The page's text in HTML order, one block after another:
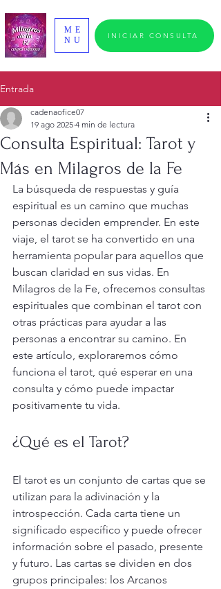
ME
NU
INICIAR CONSULTA
Entrada
Consulta Espiritual: Tarot y
Más en Milagros de la Fe
cadenaofice07
19 ago 2025 4 min de lectura
La búsqueda de respuestas y guía
espiritual es un camino que muchas
personas deciden emprender. En este
viaje, el tarot se ha convertido en una
herramienta popular para aquellos que
buscan claridad en sus vidas. En
Milagros de la Fe, ofrecemos consultas
espirituales que combinan el tarot con
otras prácticas para ayudar a las
personas a encontrar su camino. En
este artículo, exploraremos cómo
funciona el tarot, qué esperar en una
consulta y cómo puede impactar
positivamente tu vida.
¿Qué es el Tarot?
El tarot es un conjunto de cartas que se
utilizan para la adivinación y la
introspección. Cada carta tiene un
significado específico y puede ofrecer
información sobre el pasado, presente
y futuro. Las cartas se dividen en dos
grupos principales: los Arcanos